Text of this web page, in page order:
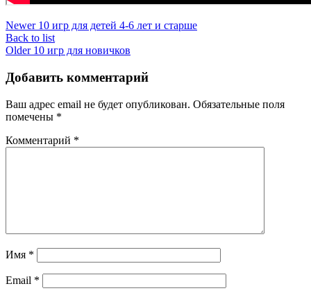
Newer 10 игр для детей 4-6 лет и старше
Back to list
Older 10 игр для новичков
Добавить комментарий
Ваш адрес email не будет опубликован. Обязательные поля
помечены *
Комментарий *
Имя *
Email *